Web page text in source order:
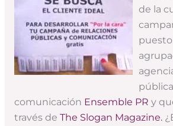
de la
comunicación Ensemble PR y
través de The Slogan Magazine.